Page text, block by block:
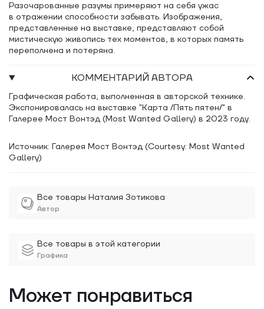
Все товары Наталия Зотикова
Автор
Все товары в этой категории
Графика
Разочарованные разумы примеряют на себя ужас
в отражении способности забывать. Изображения,
представленные на выставке, представляют собой
мистическую живопись тех моментов, в которых память
переполнена и потеряна.
КОММЕНТАРИЙ АВТОРА
Графическая работа, выполненная в авторской технике.
Экспонировалась на выставке "Карта /Пять пятен/" в
Галерее Мост Вонтэд (Most Wanted Gallery) в 2023 году.
Источник: Галерея Мост Вонтэд (Courtesy: Most Wanted
Gallery)
Может понравиться